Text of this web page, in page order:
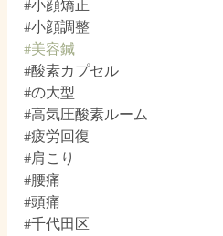
#小顔矯正
#小顔調整
#美容鍼
#酸素カプセル
#の大型
#高気圧酸素ルーム
#疲労回復
#肩こり
#腰痛
#頭痛
#千代田区